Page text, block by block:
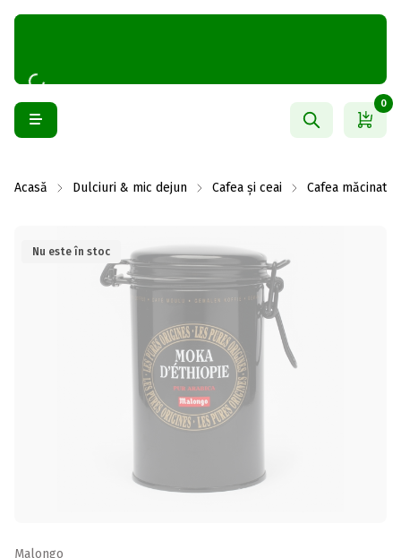
0
Acasă Dulciuri & mic dejun Cafea și ceai Cafea măcinată
Nu este în stoc
Malongo